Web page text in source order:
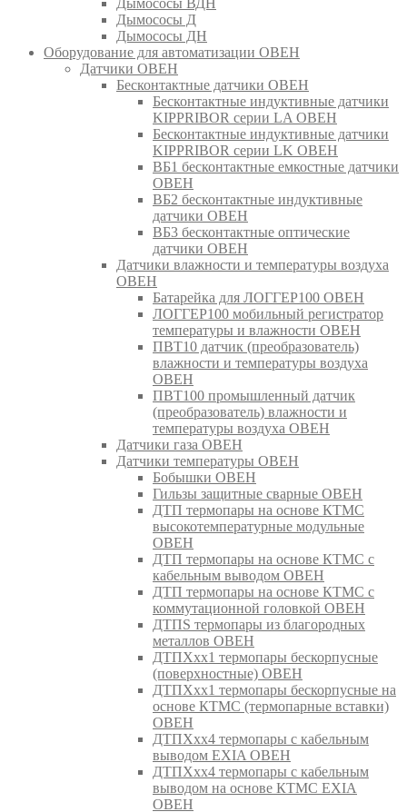
Дымососы ВДН
Дымососы Д
Дымососы ДН
Оборудование для автоматизации ОВЕН
Датчики ОВЕН
Бесконтактные датчики ОВЕН
Бесконтактные индуктивные датчики
KIPPRIBOR серии LA ОВЕН
Бесконтактные индуктивные датчики
KIPPRIBOR серии LK ОВЕН
ВБ1 бесконтактные емкостные датчики
ОВЕН
ВБ2 бесконтактные индуктивные
датчики ОВЕН
ВБ3 бесконтактные оптические
датчики ОВЕН
Датчики влажности и температуры воздуха
ОВЕН
Батарейка для ЛОГГЕР100 ОВЕН
ЛОГГЕР100 мобильный регистратор
температуры и влажности ОВЕН
ПВТ10 датчик (преобразователь)
влажности и температуры воздуха
ОВЕН
ПВТ100 промышленный датчик
(преобразователь) влажности и
температуры воздуха ОВЕН
Датчики газа ОВЕН
Датчики температуры ОВЕН
Бобышки ОВЕН
Гильзы защитные сварные ОВЕН
ДТП термопары на основе КТМС
высокотемпературные модульные
ОВЕН
ДТП термопары на основе КТМС с
кабельным выводом ОВЕН
ДТП термопары на основе КТМС с
коммутационной головкой ОВЕН
ДТПS термопары из благородных
металлов ОВЕН
ДТПХхх1 термопары бескорпусные
(поверхностные) ОВЕН
ДТПХхх1 термопары бескорпусные на
основе КТМС (термопарные вставки)
ОВЕН
ДТПХхх4 термопары с кабельным
выводом EXIA ОВЕН
ДТПХхх4 термопары с кабельным
выводом на основе КТМС EXIA
ОВЕН